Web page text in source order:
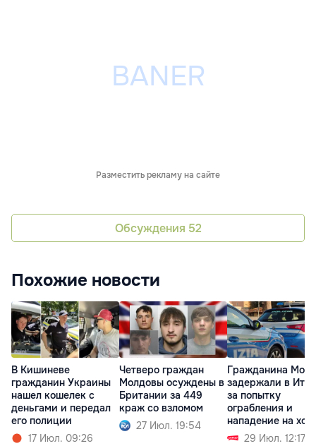
Разместить рекламу на сайте
Обсуждения 52
Похожие новости
В Кишиневе
гражданин Украины
нашел кошелек с
деньгами и передал
его полиции
17 Июл. 09:26
Четверо граждан
Молдовы осуждены в
Британии за 449
краж со взломом
27 Июл. 19:54
Гражданина
задержали в
за попытку
ограбления и
нападение на
29 Июл. 12:17